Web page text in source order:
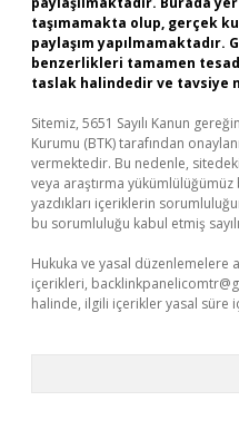
taşımamakta olup, gerçek
paylaşım
benzerlikleri tamamen
taslak halindedir ve tavsiye
Sitemiz, 5651 Sayılı Kanun
Kurumu (BTK) tarafından
vermektedir. Bu nedenle,
veya araştırma
yazdıkları içeriklerin
bu sorumluluğu kabul etmiş
Hukuka ve yasal düzenlemelere
içerikleri,
halinde, ilgili içerikler yasal süre